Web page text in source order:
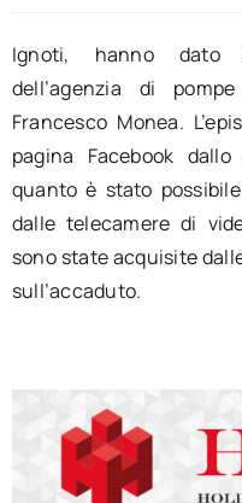
Ignoti, hanno dato
dell’agenzia di
Francesco Monea.
pagina Facebook
quanto è stato
dalle telecamere di
sono state acquisite
sull’accaduto.